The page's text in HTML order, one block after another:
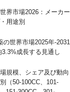
界市場2026：メーカー
用途別
世界市場2025年-2031
成長する見通し
規模、シェア及び動向
（50-100CC、101-